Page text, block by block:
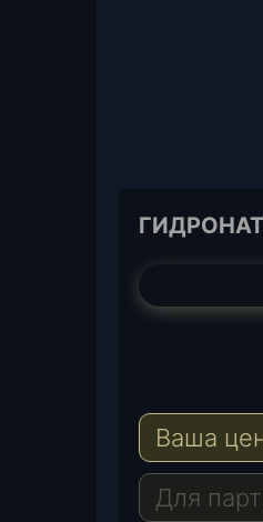
e
r
a
m
a
s
A
p
a
i
l
Ваша
Для